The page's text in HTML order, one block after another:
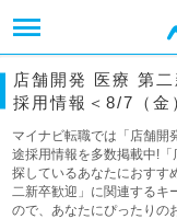
店舗開発 医療 第
採用情報＜8/7（金
マイナビ転職では「店舗開
途採用情報を多数掲載中!
探しているあなたにおすす
二新卒歓迎」に関連するキ
ので、あなたにぴったりの